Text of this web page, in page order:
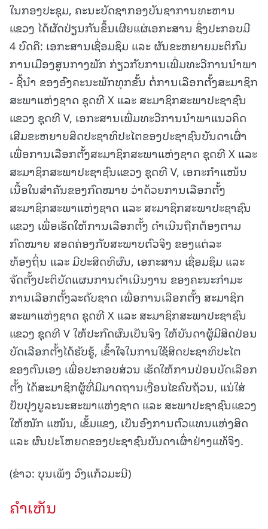
ໃນກອງປະຊຸມ, ຄະນະບັດຊາກອງບັນຊາການທະຫານ
ແຂວງ ໄດ້ຜັດປ່ຽນກັນຂຶ້ນເຜີຍແຜ່ເອກະສານ ຊຶ່ງປະກອບມີ
4 ບົດຄື: ເອກະສານເຊື່ອມຊຶມ ແລະ ຜັນຂະຫຍາຍມະຕິກົມ
ການເມືອງສູນກາງພັກ ກ່ຽວກັບການເພີ່ມທະວີການນໍາພາ
- ຊີ້ນໍາ ຂອງອົງຄະນະພັກທຸກຂັ້ນ ຕໍ່ການເລືອກຕັ້ງສະມາຊິກ
ສະພາແຫ່ງຊາດ ຊຸດທີ X ແລະ ສະມາຊິກສະພາປະຊາຊົນ
ແຂວງ ຊຸດທີ V, ເອກະສານເພີ່ມທະວີການນໍາພາແນວຄິດ
ເສີມຂະຫຍາຍສິດປະຊາທິປະໄຕຂອງປະຊາຊົນບັນດາເຜົ່າ
ເພື່ອການເລືອກຕັ້ງສະມາຊິກສະພາແຫ່ງຊາດ ຊຸດທີ X ແລະ
ສະມາຊິກສະພາປະຊາຊົນແຂວງ ຊຸດທີ V, ເອກະກໍາແໜ້ນ
ເນື້ອໃນສໍາຄັນຂອງກົດໝາຍ ວ່າດ້ວຍການເລືອກຕັ້ງ
ສະມາຊິກສະພາແຫ່ງຊາດ ແລະ ສະມາຊິກສະພາປະຊາຊົນ
ແຂວງ ເພື່ອເຮັດໃຫ້ການເລືອກຕັ້ງ ດໍາເນີນຖືກຕ້ອງຕາມ
ກົດໝາຍ ສອດຄ່ອງກັບສະພາບຕົວຈິງ ຂອງແຕ່ລະ
ທ້ອງຖິ່ນ ແລະ ມີປະສິດທິຜົນ, ເອກະສານ ເຊື່ອມຊຶມ ແລະ
ຈັດຕັ້ງປະຕິບັດແຜນການດໍາເນີນງານ ຂອງຄະນະກໍາມະ
ການເລືອກຕັ້ງລະດັບຊາດ ເພື່ອການເລືອກຕັ້ງ ສະມາຊິກ
ສະພາແຫ່ງຊາດ ຊຸດທີ X ແລະ ສະມາຊິກສະພາປະຊາຊົນ
ແຂວງ ຊຸດທີ V ໃຫ້ປະກົດຜົນເປັນຈິງ ໃຫ້ບັນດາຜູ້ມີສິດປ່ອນ
ບັດເລືອກຕັ້ງໄດ້ຮັບຮູ້, ເຂົ້າໃຈໃນການໃຊ້ສິດປະຊາທິປະໄຕ
ຂອງຕົນເອງ ເພື່ອປະກອບສ່ວນ ເຮັດໃຫ້ການປ່ອນບັດເລືອກ
ຕັ້ງ ໄດ້ສະມາຊິກຜູ້ທີ່ມີມາດຖານເງື່ອນໄຂຄົບຖ້ວນ, ແນ່ໃສ່
ປັບປຸງບູລະນະສະພາແຫ່ງຊາດ ແລະ ສະພາປະຊາຊົນແຂວງ
ໃຫ້ໜັກ ແໜ້ນ, ເຂັ້ມແຂງ, ເປັນອົງການຕົວແທນແຫ່ງສິດ
ແລະ ຜົນປະໂຫຍດຂອງປະຊາຊົນບັນດາເຜົ່າຢ່າງແທ້ຈິງ.
(ຂ່າວ: ບຸນເພັງ ວົງແກ້ວມະນີ)
ຄໍາເຫັນ